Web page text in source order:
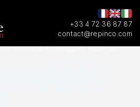
+33 4 72 36 87 87
contact@repinco.com
carbone et alliages / Acier au